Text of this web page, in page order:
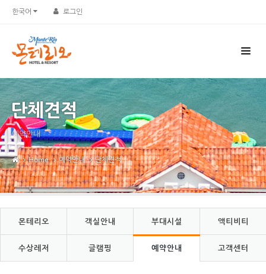
한국어 로그인
단체견적
예약안내
Home 예약안내 단체견적
몬테리오 객실안내 부대시설 액티비티
수상레저 글램핑 예약안내 고객센터
Sketchbook5, 스케치북5